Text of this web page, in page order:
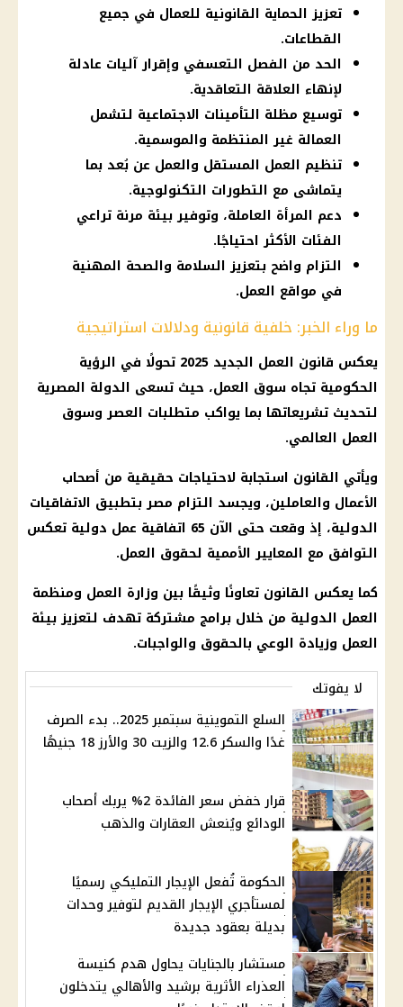
تعزيز الحماية القانونية للعمال في جميع
القطاعات.
الحد من الفصل التعسفي وإقرار آليات عادلة
لإنهاء العلاقة التعاقدية.
توسيع مظلة التأمينات الاجتماعية لتشمل
العمالة غير المنتظمة والموسمية.
تنظيم العمل المستقل والعمل عن بُعد بما
يتماشى مع التطورات التكنولوجية.
دعم المرأة العاملة، وتوفير بيئة مرنة تراعي
الفئات الأكثر احتياجًا.
التزام واضح بتعزيز السلامة والصحة المهنية
في مواقع العمل.
ما وراء الخبر: خلفية قانونية ودلالات استراتيجية
يعكس قانون العمل الجديد 2025 تحولًا في الرؤية
الحكومية تجاه سوق العمل، حيث تسعى الدولة المصرية
لتحديث تشريعاتها بما يواكب متطلبات العصر وسوق
العمل العالمي.
ويأتي القانون استجابة لاحتياجات حقيقية من أصحاب
الأعمال والعاملين، ويجسد التزام مصر بتطبيق الاتفاقيات
الدولية، إذ وقعت حتى الآن 65 اتفاقية عمل دولية تعكس
التوافق مع المعايير الأممية لحقوق العمل.
كما يعكس القانون تعاونًا وثيقًا بين وزارة العمل ومنظمة
العمل الدولية من خلال برامج مشتركة تهدف لتعزيز بيئة
العمل وزيادة الوعي بالحقوق والواجبات.
لا يفوتك
السلع التموينية سبتمبر 2025.. بدء الصرف
غدًا والسكر 12.6 والزيت 30 والأرز 18 جنيهًا
قرار خفض سعر الفائدة 2% يربك أصحاب
الودائع ويُنعش العقارات والذهب
الحكومة تُفعل الإيجار التمليكي رسميًا
لمستأجري الإيجار القديم لتوفير وحدات
بديلة بعقود جديدة
مستشار بالجنايات يحاول هدم كنيسة
العذراء الأثرية برشيد والأهالي يتدخلون